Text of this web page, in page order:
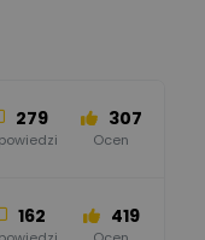
279 307
Ocen
162 419